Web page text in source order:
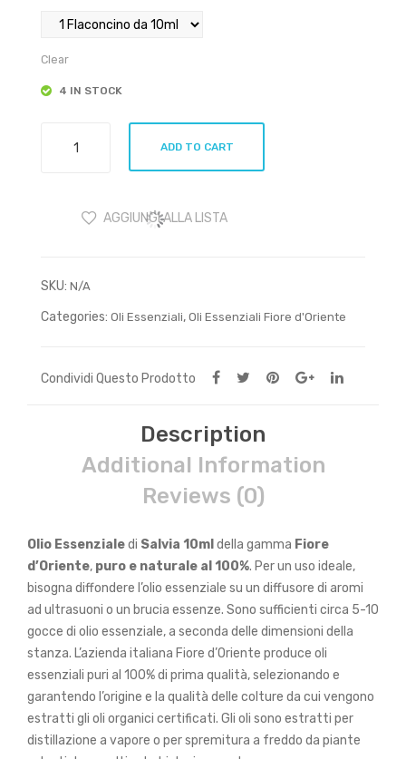
Clear
4 IN STOCK
d'Oriente
quantity
ADD TO CART
AGGIUNGI ALLA LISTA
SKU: N/A
Categories: Oli Essenziali, Oli Essenziali Fiore d'Oriente
Condividi Questo Prodotto
Description
Additional Information
Reviews (0)
Olio Essenzialedi Salvia 10ml della gamma Fiore
d’Oriente, puro e naturale al 100%. Per un uso ideale,
bisogna diffondere l’olio essenziale su un diffusore di aromi
ad ultrasuoni o un brucia essenze. Sono sufficienti circa 5-10
gocce di olio essenziale, a seconda delle dimensioni della
stanza. L’azienda italiana Fiore d’Oriente produce oli
essenziali puri al 100% di prima qualità, selezionando e
garantendo l’origine e la qualità delle colture da cui vengono
estratti gli oli organici certificati. Gli oli sono estratti per
distillazione a vapore o per spremitura a freddo da piante